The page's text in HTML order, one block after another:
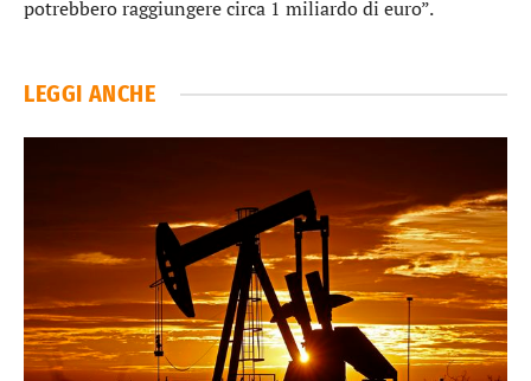
potrebbero raggiungere circa 1 miliardo di euro”.
LEGGI ANCHE